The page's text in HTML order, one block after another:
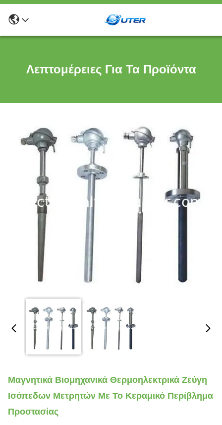
Λεπτομέρειες Για Τα Προϊόντα
Μαγνητικά Βιομηχανικά Θερμοηλεκτρικά Ζεύγη
Ισόπεδων Μετρητών Με Το Κεραμικό Περίβλημα
Προστασίας